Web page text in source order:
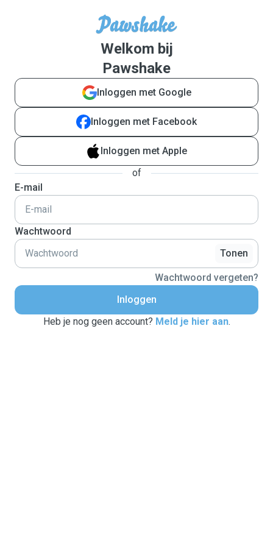
Welkom bij
Pawshake
Inloggen met Google
Inloggen met Facebook
Inloggen met Apple
of
E-mail
Wachtwoord
Tonen
Wachtwoord vergeten?
Inloggen
Heb je nog geen account? Meld je hier aan.